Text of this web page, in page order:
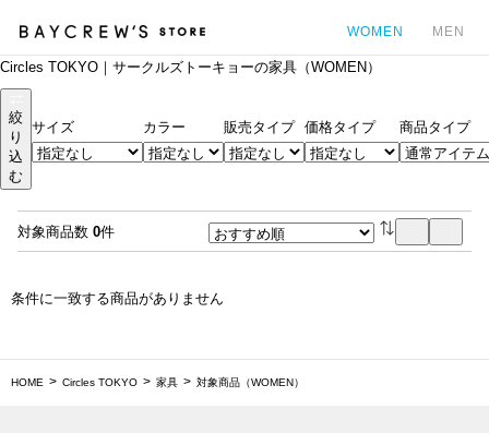
WOMEN MEN
Circles TOKYO｜サークルズトーキョーの家具（WOMEN）
絞
り
込
む
サイズ カラー 販売タイプ 価格タイプ 商品タイプ
対象商品数 0件
条件に一致する商品がありません
HOME Circles TOKYO 家具 対象商品（WOMEN）